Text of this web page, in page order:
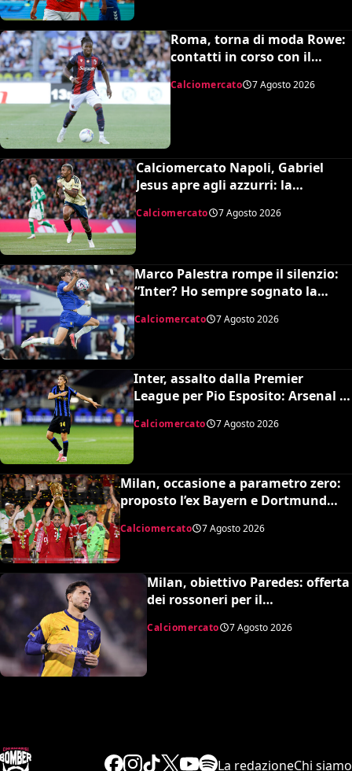
Roma, torna di moda Rowe:
contatti in corso con il
Bologna
Calciomercato 7 Agosto 2026
Calciomercato Napoli, Gabriel
Jesus apre agli azzurri: la
Calciomercato 7 Agosto 2026
Marco Palestra rompe il silenzio:
“Inter? Ho sempre sognato la
Premier League e il Chelsea”
Calciomercato 7 Agosto 2026
Inter, assalto dalla Premier
League per Pio Esposito: Arsenal e
Calciomercato 7 Agosto 2026
Milan, occasione a parametro zero:
proposto l’ex Bayern e Dortmund
Raphaël Guerreiro per il nuovo
modulo
Calciomercato 7 Agosto 2026
Milan, obiettivo Paredes: offerta
dei rossoneri per il
Calciomercato 7 Agosto 2026
La redazioneChi siamo